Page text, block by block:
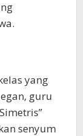
yang
guru
senyum